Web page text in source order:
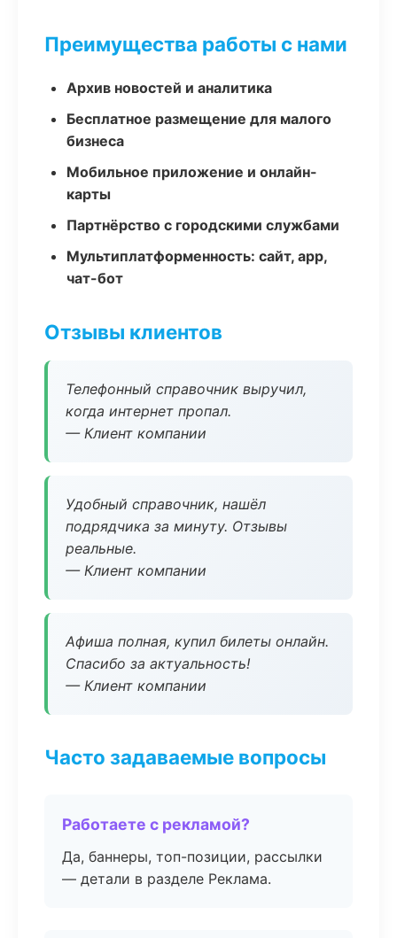
Преимущества работы с нами
Архив новостей и аналитика
Бесплатное размещение для малого
бизнеса
Мобильное приложение и онлайн-
карты
Партнёрство с городскими службами
Мультиплатформенность: сайт, app,
чат-бот
Отзывы клиентов
Телефонный справочник выручил,
когда интернет пропал.
— Клиент компании
Удобный справочник, нашёл
подрядчика за минуту. Отзывы
реальные.
— Клиент компании
Афиша полная, купил билеты онлайн.
Спасибо за актуальность!
— Клиент компании
Часто задаваемые вопросы
Работаете с рекламой?
Да, баннеры, топ-позиции, рассылки
— детали в разделе Реклама.